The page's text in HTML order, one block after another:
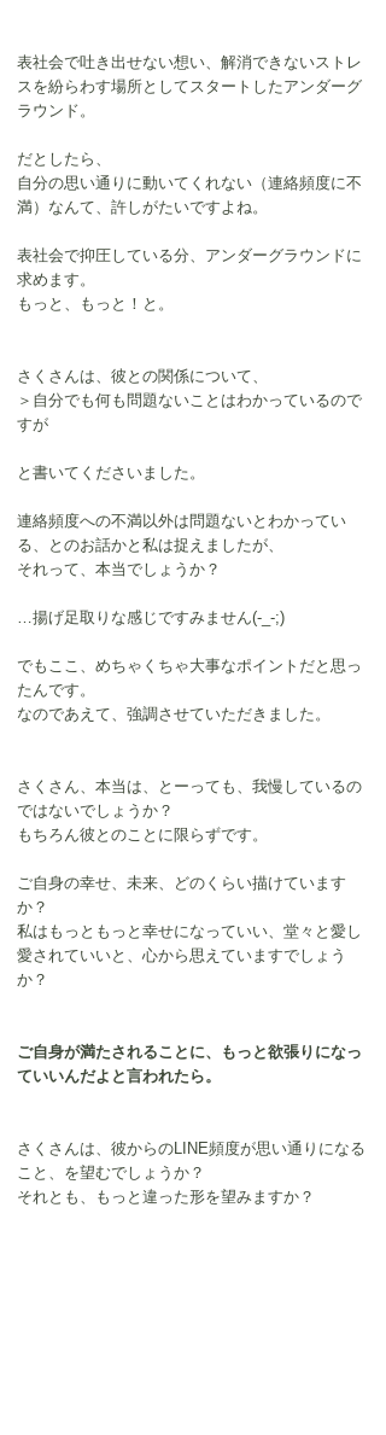
表社会で吐き出せない想い、解消できないストレ
スを紛らわす場所としてスタートしたアンダーグ
ラウンド。
だとしたら、
自分の思い通りに動いてくれない（連絡頻度に不
満）なんて、許しがたいですよね。
表社会で抑圧している分、アンダーグラウンドに
求めます。
もっと、もっと！と。
さくさんは、彼との関係について、
＞自分でも何も問題ないことはわかっているので
すが
と書いてくださいました。
連絡頻度への不満以外は問題ないとわかってい
る、とのお話かと私は捉えましたが、
それって、本当でしょうか？
…揚げ足取りな感じですみません(-_-;)
でもここ、めちゃくちゃ大事なポイントだと思っ
たんです。
なのであえて、強調させていただきました。
さくさん、本当は、とーっても、我慢しているの
ではないでしょうか？
もちろん彼とのことに限らずです。
ご自身の幸せ、未来、どのくらい描けています
か？
私はもっともっと幸せになっていい、堂々と愛し
愛されていいと、心から思えていますでしょう
か？
ご自身が満たされることに、もっと欲張りになっ
ていいんだよと言われたら。
さくさんは、彼からのLINE頻度が思い通りになる
こと、を望むでしょうか？
それとも、もっと違った形を望みますか？